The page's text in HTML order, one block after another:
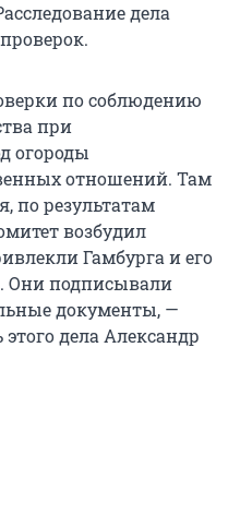
дела
по соблюдению
при
огороды
отношений. Там
по результатам
возбудил
Гамбурга и его
Они подписывали
документы, —
этого дела Александр